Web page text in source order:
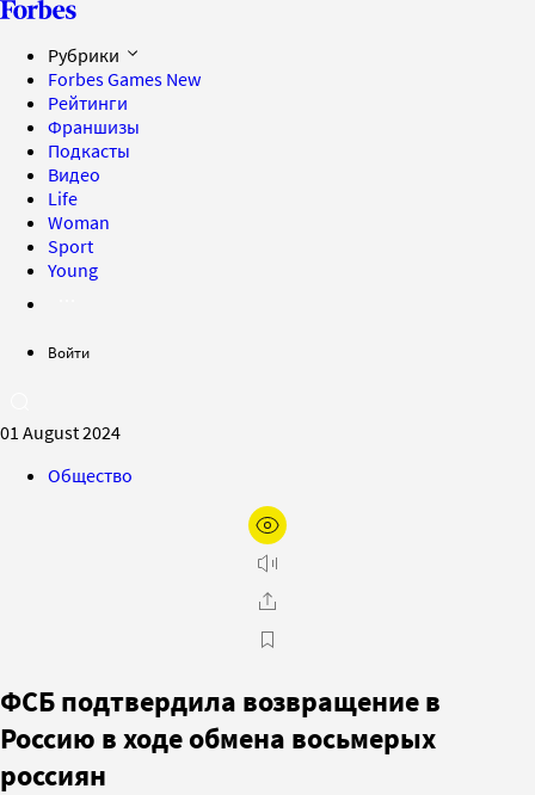
Рубрики
Forbes Games New
Рейтинги
Франшизы
Подкасты
Видео
Life
Woman
Sport
Young
Войти
01 August 2024
Общество
ФСБ подтвердила возвращение в
Россию в ходе обмена восьмерых
россиян